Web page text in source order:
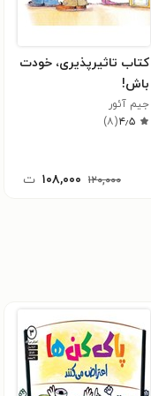
کتاب تاثیرپذیری، خودت
باش!
جیم آئور
۴٫۵(۸)
۱۲۰,۰۰۰ ۱۰۸,۰۰۰ ت